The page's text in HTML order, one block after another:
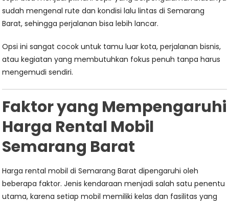
sudah mengenal rute dan kondisi lalu lintas di Semarang
Barat, sehingga perjalanan bisa lebih lancar.
Opsi ini sangat cocok untuk tamu luar kota, perjalanan bisnis,
atau kegiatan yang membutuhkan fokus penuh tanpa harus
mengemudi sendiri.
Faktor yang Mempengaruhi
Harga Rental Mobil
Semarang Barat
Harga rental mobil di Semarang Barat dipengaruhi oleh
beberapa faktor. Jenis kendaraan menjadi salah satu penentu
utama, karena setiap mobil memiliki kelas dan fasilitas yang